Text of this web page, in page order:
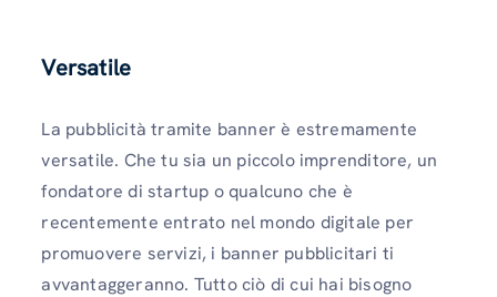
Versatile
La pubblicità tramite banner è estremamente
versatile. Che tu sia un piccolo imprenditore, un
fondatore di startup o qualcuno che è
recentemente entrato nel mondo digitale per
promuovere servizi, i banner pubblicitari ti
avvantaggeranno. Tutto ciò di cui hai bisogno